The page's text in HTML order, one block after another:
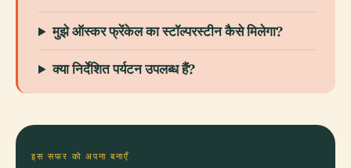
मुझे ऑस्कर फ्रेंकेल का स्टॉल्परस्टीन कैसे मिलेगा?
क्या निर्देशित पर्यटन उपलब्ध हैं?
इस सफर को अपना बनाएँ